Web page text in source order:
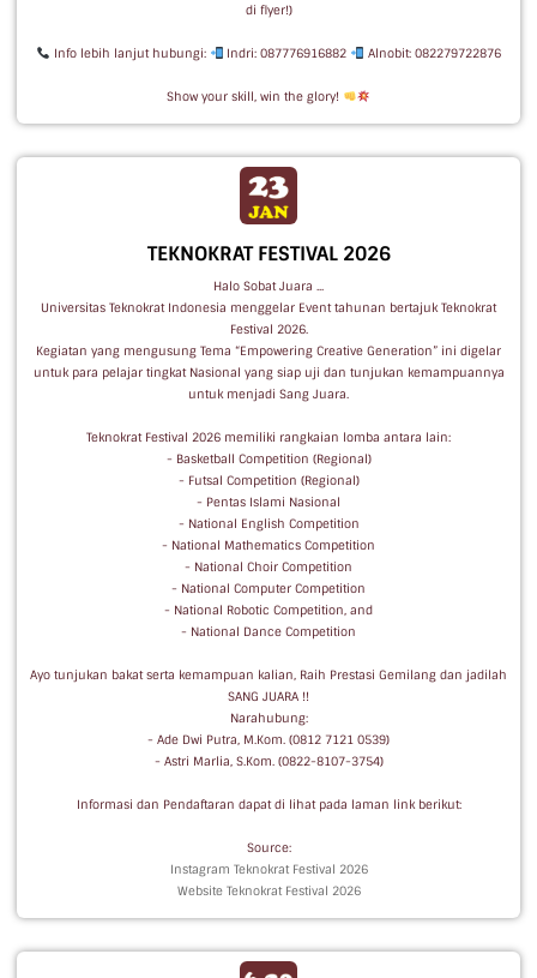
di flyer!)
Info lebih lanjut hubungi: Indri: 087776916882 Alnobit: 082279722876
Show your skill, win the glory!
TEKNOKRAT FESTIVAL 2026
Halo Sobat Juara ...
Universitas Teknokrat Indonesia menggelar Event tahunan bertajuk Teknokrat
Festival 2026.
Kegiatan yang mengusung Tema “Empowering Creative Generation” ini digelar
untuk para pelajar tingkat Nasional yang siap uji dan tunjukan kemampuannya
untuk menjadi Sang Juara.
Teknokrat Festival 2026 memiliki rangkaian lomba antara lain:
- Basketball Competition (Regional)
- Futsal Competition (Regional)
- Pentas Islami Nasional
- National English Competition
- National Mathematics Competition
- National Choir Competition
- National Computer Competition
- National Robotic Competition, and
- National Dance Competition
Ayo tunjukan bakat serta kemampuan kalian, Raih Prestasi Gemilang dan jadilah
SANG JUARA !!
Narahubung:
- Ade Dwi Putra, M.Kom. (0812 7121 0539)
- Astri Marlia, S.Kom. (0822-8107-3754)
Informasi dan Pendaftaran dapat di lihat pada laman link berikut:
Source:
Instagram Teknokrat Festival 2026
Website Teknokrat Festival 2026